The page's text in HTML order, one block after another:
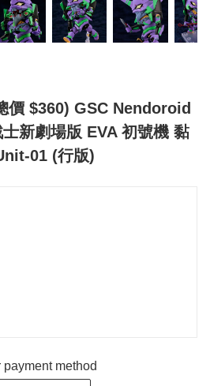
價 $360) GSC Nendoroid
新劇場版 EVA 初號機 黏
01 (行版)
method